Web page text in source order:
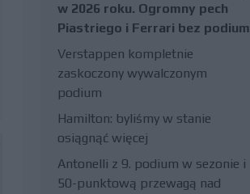
w 2026 roku. Ogromny pech
Piastriego i Ferrari bez podium
Verstappen kompletnie
zaskoczony wywalczonym
podium
Hamilton: byliśmy w stanie
osiągnąć więcej
Antonelli z 9. podium w sezonie i
50-punktową przewagą nad